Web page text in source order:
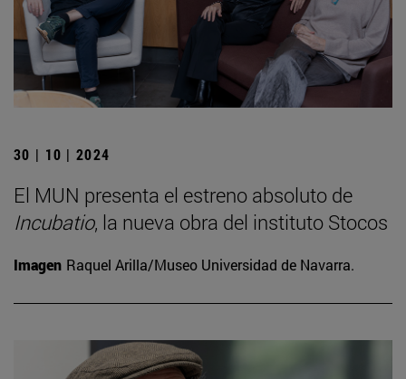
30 | 10 | 2024
El MUN presenta el estreno absoluto de
Incubatio, la nueva obra del instituto Stocos
Imagen Raquel Arilla/Museo Universidad de Navarra.